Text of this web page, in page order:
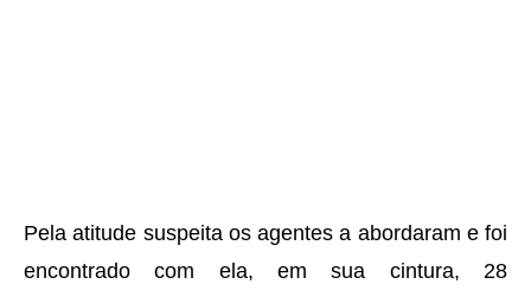
Pela atitude suspeita os agentes a abordaram e foi
encontrado com ela, em sua cintura, 28